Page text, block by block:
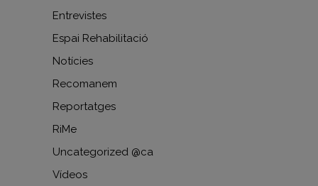
Entrevistes
Espai Rehabilitació
Notícies
Recomanem
Reportatges
RiMe
Uncategorized @ca
Vídeos